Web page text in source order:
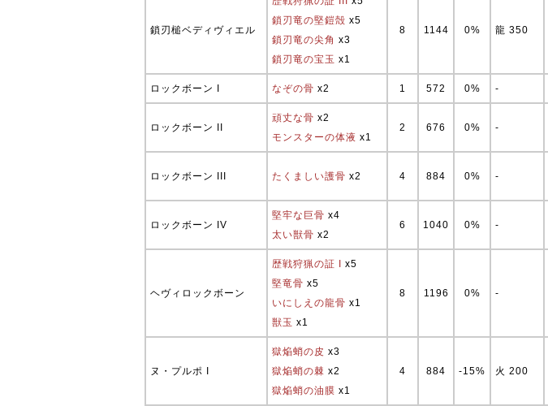
鎖刃槌ベディヴィエル
鎖刃竜の堅鎧殻 x5
鎖刃竜の尖角 x3
鎖刃竜の宝玉 x1
8 1144 0% 龍 350
ロックボーン I なぞの骨 x2 1 572 0% -
ロックボーン II
頑丈な骨 x2
モンスターの体液 x1
2 676 0% -
ロックボーン III たくましい護骨 x2 4 884 0% -
ロックボーン IV
堅牢な巨骨 x4
太い獣骨 x2
6 1040 0% -
ヘヴィロックボーン
歴戦狩猟の証 I
x5
堅竜骨 x5
いにしえの龍骨 x1
獣玉 x1
8 1196 0% -
ヌ・プルポ I
獄焔蛸の皮 x3
獄焔蛸の棘 x2
獄焔蛸の油膜 x1
4 884 -15% 火 200